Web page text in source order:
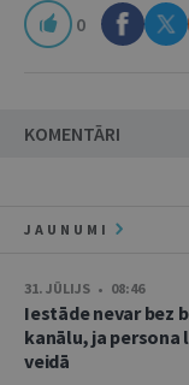
0
KOMENTĀRI
JAUNUMI
31. JŪLIJS • 08:46
Iestāde nevar bez
kanālu, ja
veidā